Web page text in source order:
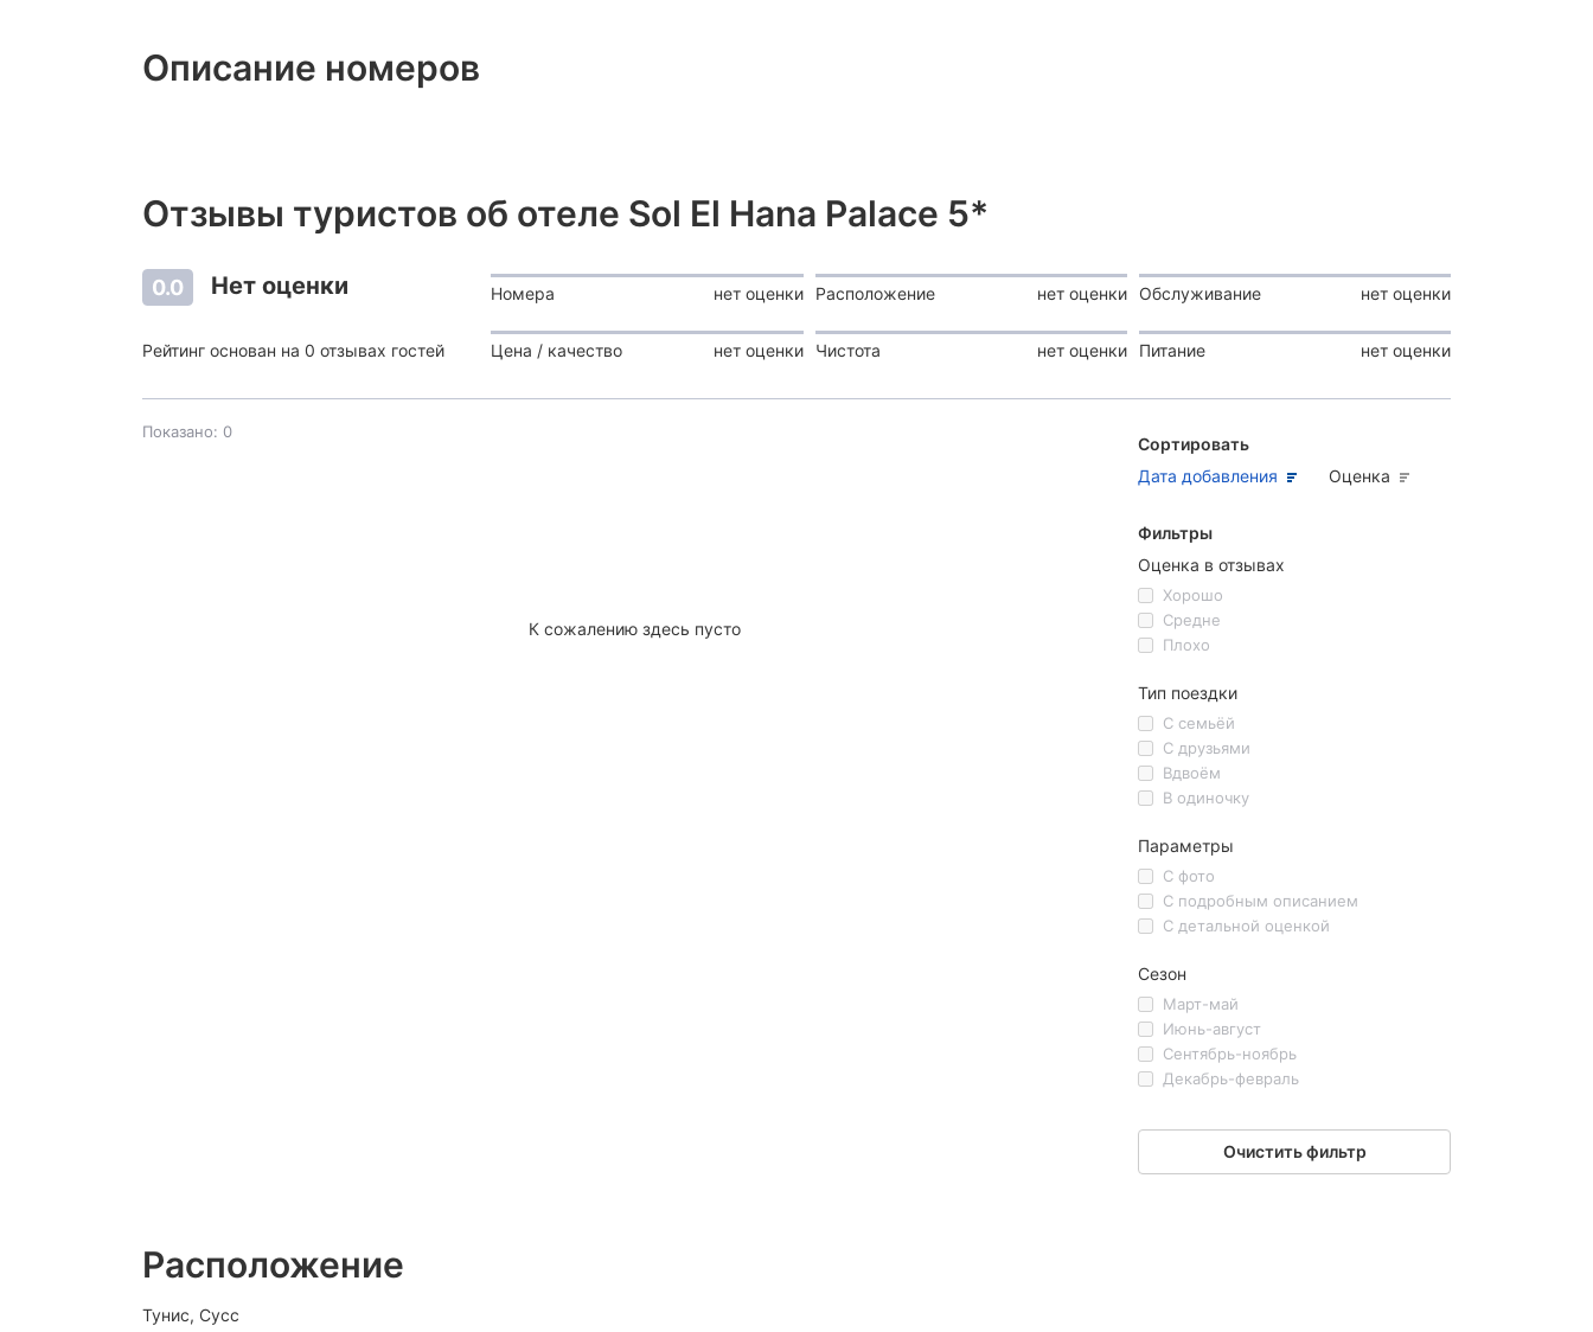
Описание номеров
Отзывы туристов об отеле Sol El Hana Palace 5*
0.0 Нет оценки
Рейтинг основан на 0 отзывах гостей
Номера нет оценки Расположение нет оценки Обслуживание нет оценки
Цена / качество нет оценки Чистота нет оценки Питание нет оценки
Показано: 0
К сожалению здесь пусто
Очистить фильтр
Сортировать
Дата добавления
Оценка
Фильтры
Оценка в отзывах
Хорошо
Средне
Плохо
Тип поездки
С семьёй
С друзьями
Вдвоём
В одиночку
Параметры
С фото
С подробным описанием
С детальной оценкой
Сезон
Март-май
Июнь-август
Сентябрь-ноябрь
Декабрь-февраль
Расположение
Тунис, Сусс